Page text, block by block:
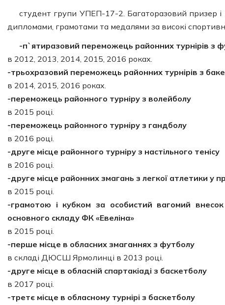
студент групи УПЕП-17-2. Багаторазовий призер
дипломами, грамотами та медалями за високі
-п`ятиразовий переможець районних турнірів з
в 2012, 2013, 2014, 2015, 2016 роках.
-трьохразовий переможець районних турнірів з
в 2014, 2015, 2016 роках.
-переможець районного турніру з волейболу
в 2015 році.
-переможець районного турніру з гандболу
в 2016 році.
-друге місце районного турніру з настільного тенісу
в 2016 році.
-друге місце районних змагань з легкої атлетики у
в 2015 році.
-грамотою і кубком за особистий вагомий
основного складу ФК «Евеліна»
в 2015 році.
-перше місце в обласних змаганнях з футболу
в складі ДЮСШ Ярмолинці в 2013 році.
-друге місце в обласній спартакіаді з баскетболу
в 2017 році.
-третє місце в обласному турнірі з баскетболу